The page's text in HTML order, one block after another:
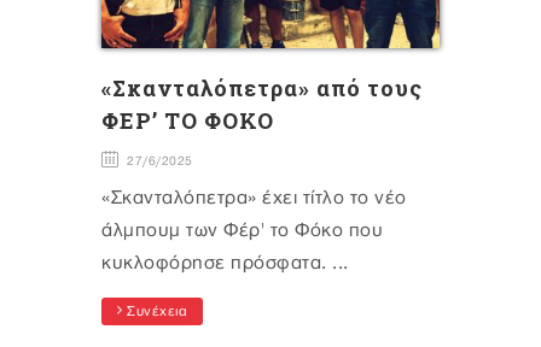
«Σκανταλόπετρα» από τους
ΦΕΡ’ ΤΟ ΦΟΚΟ
27/6/2025
«Σκανταλόπετρα» έχει τίτλο το νέο
άλμπουμ των Φέρ' το Φόκο που
κυκλοφόρησε πρόσφατα. ...
Συνέχεια